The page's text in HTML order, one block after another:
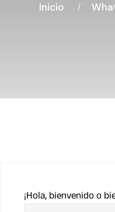
Inicio
¡Hola, bienvenido o